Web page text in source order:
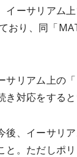
イーサリアム
おり、同「
サリアム上の
対応をすると
後、イーサリ
。ただしポ